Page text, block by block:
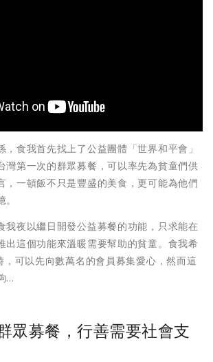
，食我首先找上了公益團體「世界和平會」
灣第一次的群眾募餐，可以率先為貧童們供
，一頓飯不只是豐盛的美食，更可能為他們
我夜以繼日開發公益募餐的功能，只求能在
出這個功能來溫暖需要幫助的貧童。食我希
，可以先向數萬名的會員募集愛心，然而這
...
眾募餐，行善需要社會支